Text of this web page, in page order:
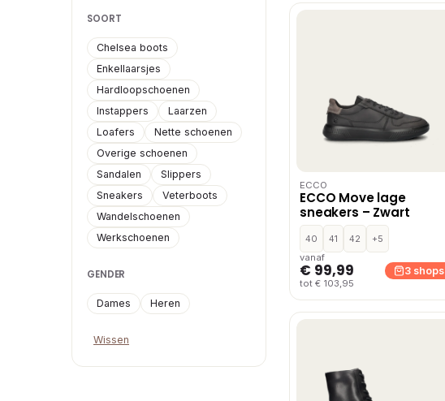
SOORT
Chelsea boots
Enkellaarsjes
Hardloopschoenen
Instappers
Laarzen
Loafers
Nette schoenen
Overige schoenen
Sandalen
Slippers
Sneakers
Veterboots
Wandelschoenen
Werkschoenen
GENDER
Dames Heren
Wissen
ECCO
ECCO Move lage
sneakers – Zwart
40 41 42
+5
vanaf
€ 99,99
tot € 103,95
3 shops